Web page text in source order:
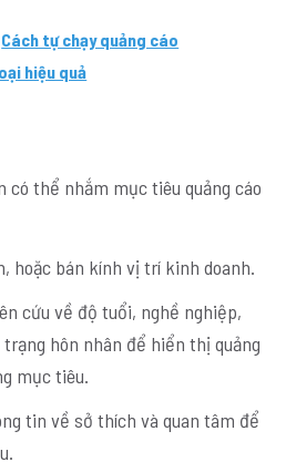
Cách tự chạy quảng cáo
hiệu quả
có thể nhắm mục tiêu quảng cáo
hoặc bán kính vị trí kinh doanh.
cứu về độ tuổi, nghề nghiệp,
hôn nhân để hiển thị quảng
mục tiêu.
tin về sở thích và quan tâm để